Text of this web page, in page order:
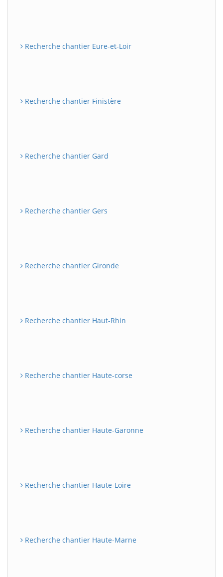
Recherche chantier Eure-et-Loir
Recherche chantier Finistère
Recherche chantier Gard
Recherche chantier Gers
Recherche chantier Gironde
Recherche chantier Haut-Rhin
Recherche chantier Haute-corse
Recherche chantier Haute-Garonne
Recherche chantier Haute-Loire
Recherche chantier Haute-Marne